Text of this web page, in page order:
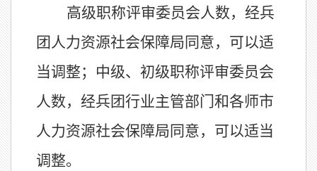
高级职称评审委员会人数，经兵
团 人力资源社会保障局同意，可以适
当调整；中级、初级职称评审委员会
人数，经兵团行业主管部门和各师市
人力资源社会保障局同意，可以适当
调整。